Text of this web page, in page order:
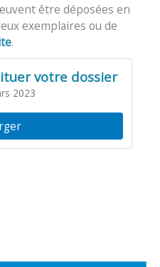
être déposées en
exemplaires ou de
.
votre dossier
2023